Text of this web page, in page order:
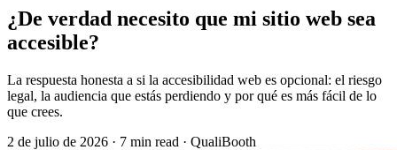
¿De verdad necesito que mi sitio web sea
accesible?
La respuesta honesta a si la accesibilidad web es opcional: el riesgo
legal, la audiencia que estás perdiendo y por qué es más fácil de lo
que crees.
2 de julio de 2026 · 7 min read · QualiBooth